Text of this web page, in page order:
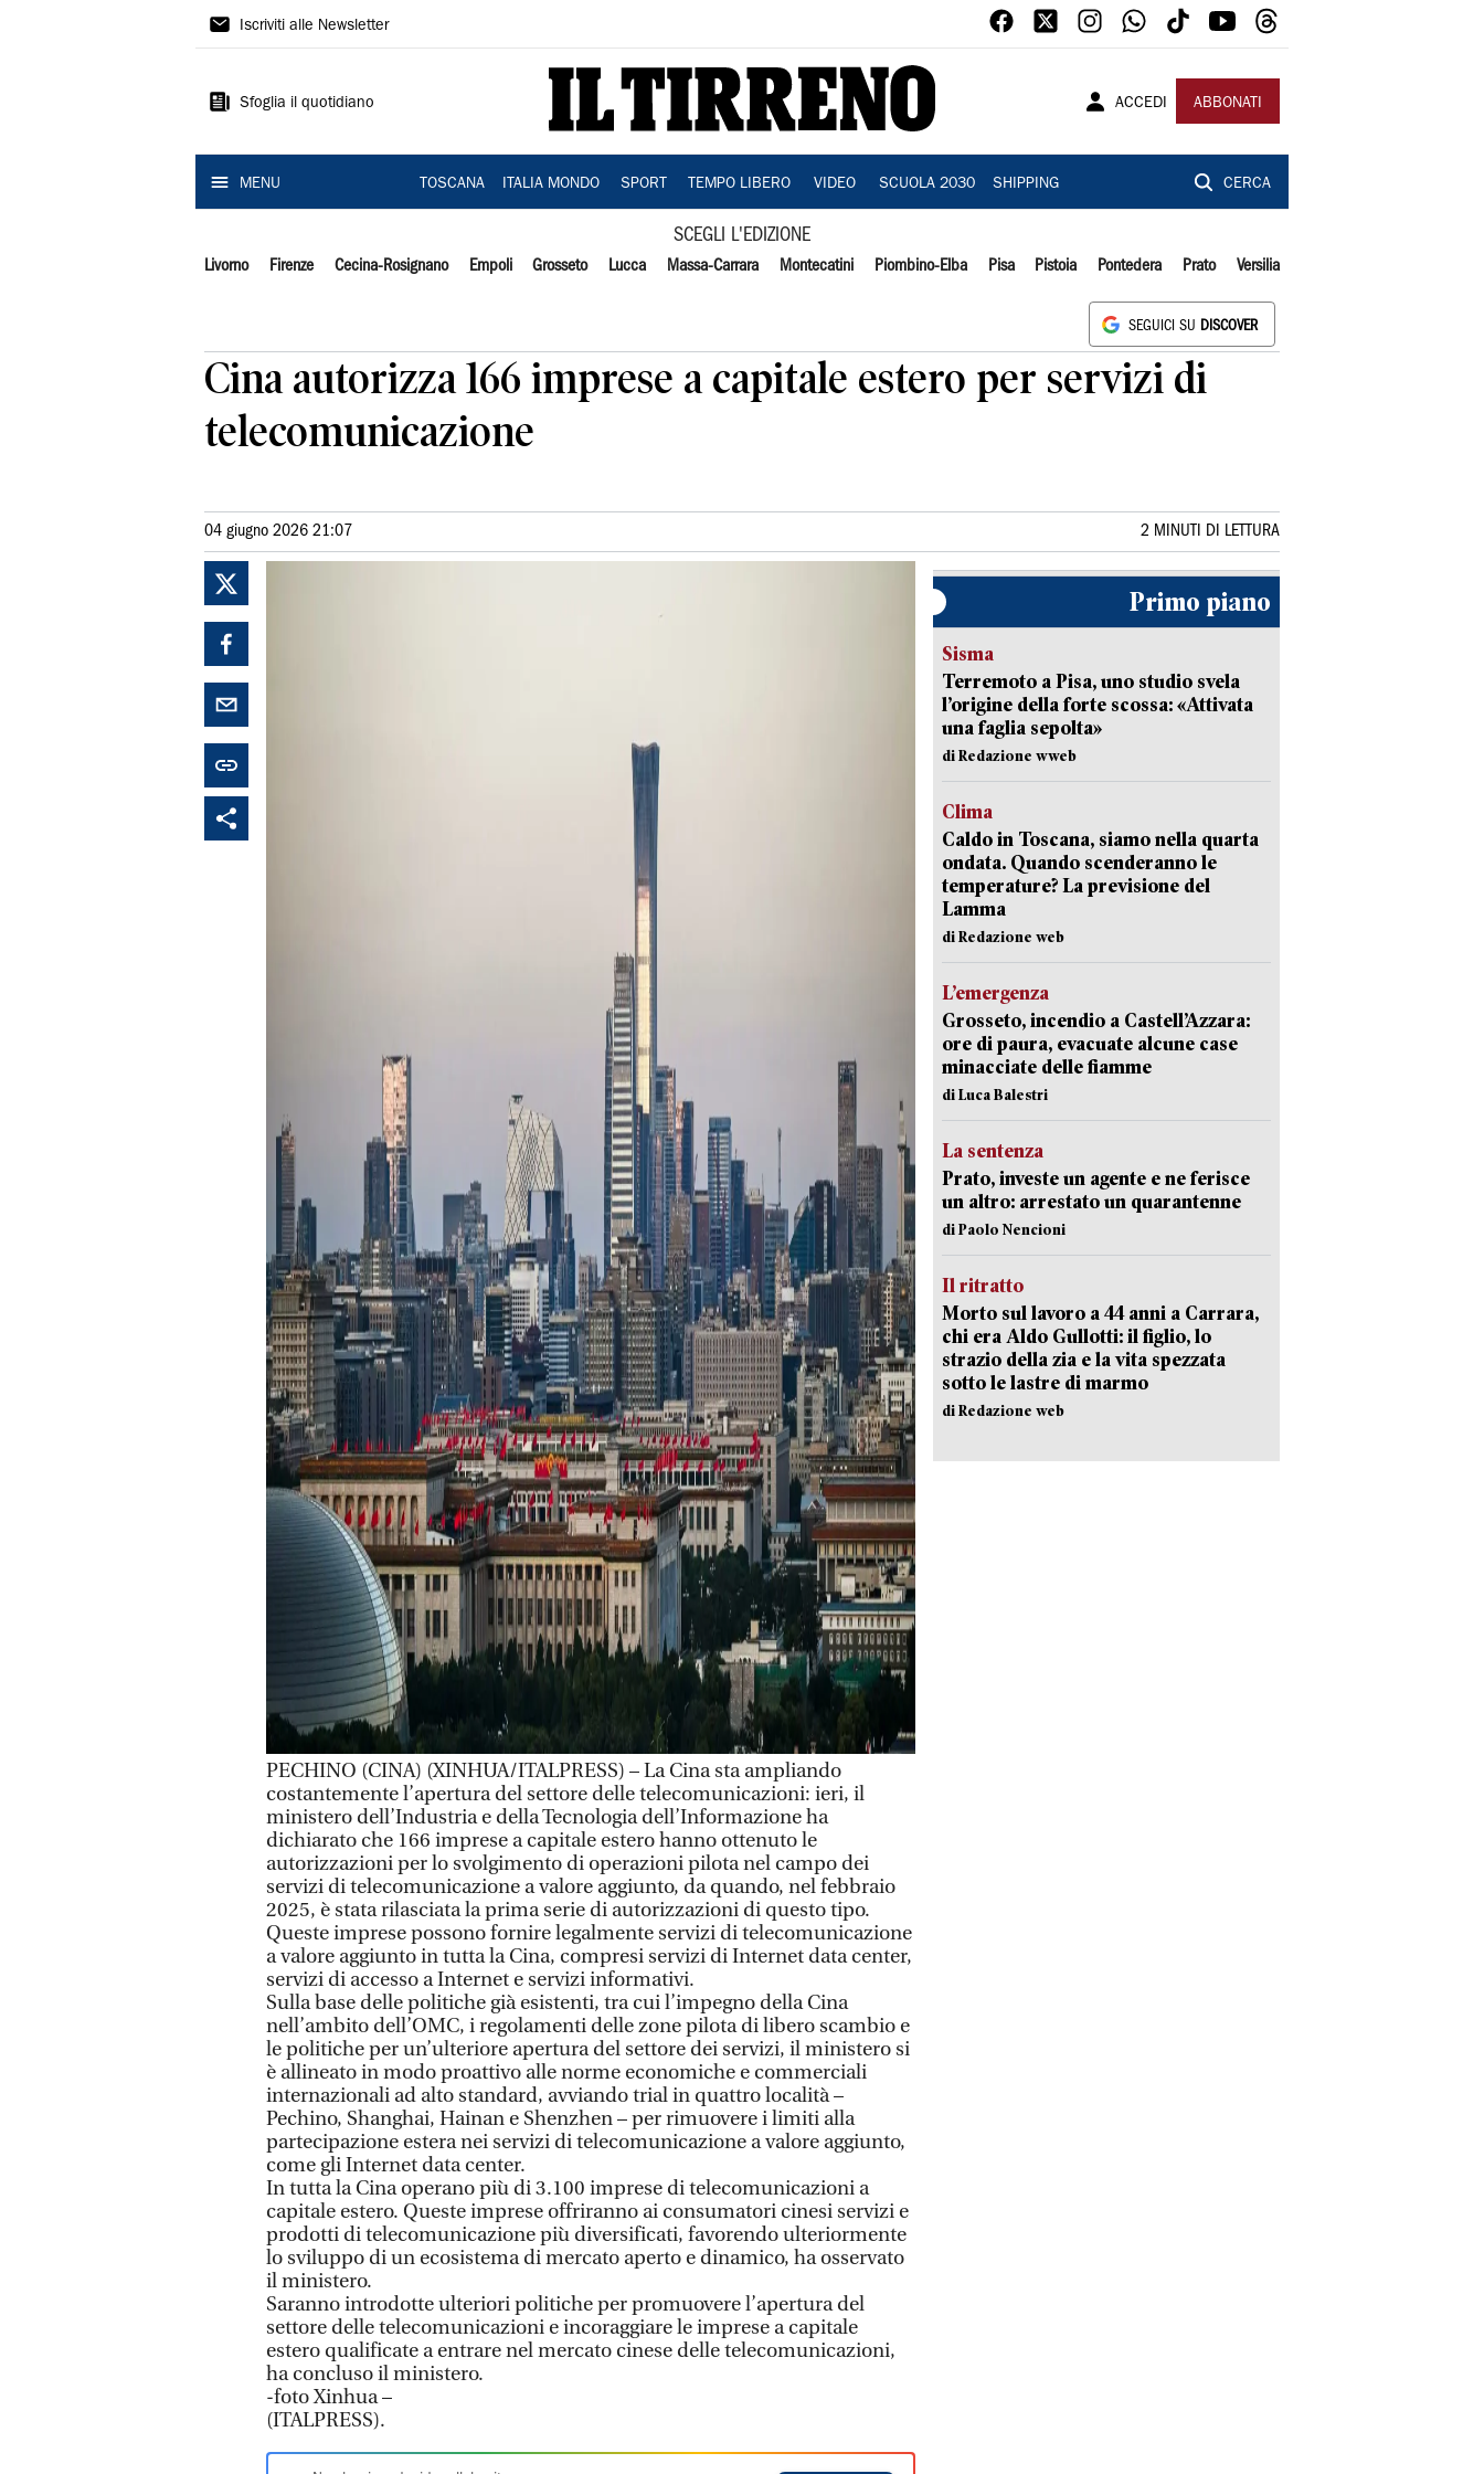
Il
Iscriviti alle Newsletter
Sfoglia il quotidiano ACCEDI ABBONATI
MENU TOSCANA ITALIA MONDO SPORT TEMPO LIBERO VIDEO SCUOLA 2030 SHIPPING CERCA
SCEGLI L'EDIZIONE
Livorno Firenze Cecina-Rosignano Empoli Grosseto Lucca Massa-Carrara Montecatini Piombino-Elba Pisa Pistoia Pontedera Prato Versilia
SEGUICI SU DISCOVER
Cina autorizza 166 imprese a capitale estero per servizi di
telecomunicazione
04 giugno 2026 21:07 2 MINUTI DI LETTURA
PECHINO (CINA) (XINHUA/ITALPRESS) – La Cina sta ampliando
costantemente l’apertura del settore delle telecomunicazioni: ieri, il
ministero dell’Industria e della Tecnologia dell’Informazione ha
dichiarato che 166 imprese a capitale estero hanno ottenuto le
autorizzazioni per lo svolgimento di operazioni pilota nel campo dei
servizi di telecomunicazione a valore aggiunto, da quando, nel febbraio
2025, è stata rilasciata la prima serie di autorizzazioni di questo tipo.
Queste imprese possono fornire legalmente servizi di telecomunicazione
a valore aggiunto in tutta la Cina, compresi servizi di Internet data center,
servizi di accesso a Internet e servizi informativi.
Sulla base delle politiche già esistenti, tra cui l’impegno della Cina
nell’ambito dell’OMC, i regolamenti delle zone pilota di libero scambio e
le politiche per un’ulteriore apertura del settore dei servizi, il ministero si
è allineato in modo proattivo alle norme economiche e commerciali
internazionali ad alto standard, avviando trial in quattro località –
Pechino, Shanghai, Hainan e Shenzhen – per rimuovere i limiti alla
partecipazione estera nei servizi di telecomunicazione a valore aggiunto,
come gli Internet data center.
In tutta la Cina operano più di 3.100 imprese di telecomunicazioni a
capitale estero. Queste imprese offriranno ai consumatori cinesi servizi e
prodotti di telecomunicazione più diversificati, favorendo ulteriormente
lo sviluppo di un ecosistema di mercato aperto e dinamico, ha osservato
il ministero.
Saranno introdotte ulteriori politiche per promuovere l’apertura del
settore delle telecomunicazioni e incoraggiare le imprese a capitale
estero qualificate a entrare nel mercato cinese delle telecomunicazioni,
ha concluso il ministero.
-foto Xinhua –
(ITALPRESS).
Primo piano
Sisma
Terremoto a Pisa, uno studio svela
l’origine della forte scossa: «Attivata
una faglia sepolta»
di Redazione wweb
Clima
Caldo in Toscana, siamo nella quarta
ondata. Quando scenderanno le
temperature? La previsione del
Lamma
di Redazione web
L’emergenza
Grosseto, incendio a Castell’Azzara:
ore di paura, evacuate alcune case
minacciate delle fiamme
di Luca Balestri
La sentenza
Prato, investe un agente e ne ferisce
un altro: arrestato un quarantenne
di Paolo Nencioni
Il ritratto
Morto sul lavoro a 44 anni a Carrara,
chi era Aldo Gullotti: il figlio, lo
strazio della zia e la vita spezzata
sotto le lastre di marmo
di Redazione web